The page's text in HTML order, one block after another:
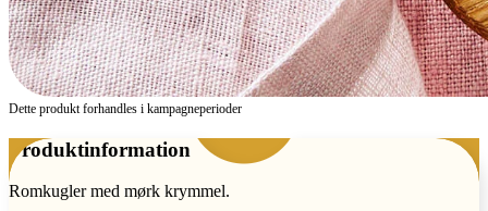
Dette produkt forhandles i kampagne­perioder
Produktinformation
Romkugler med mørk krymmel.